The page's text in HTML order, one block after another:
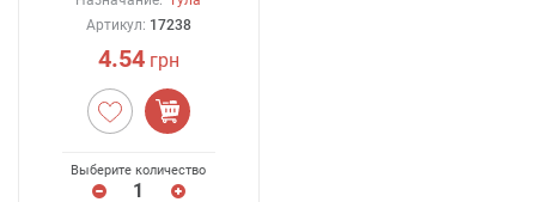
Артикул: 17238
4.54грн
Выберите количество